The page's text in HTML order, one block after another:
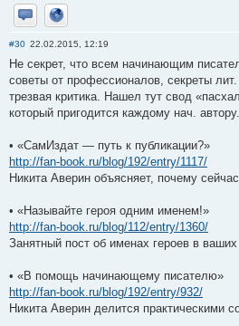
Отправить личное сообщение
Сайт
#30 22.02.2015, 12:19
Не секрет, что всем начинающим
советы от профессионалов, секреты
трезвая критика. Нашел тут свод
который пригодится каждому нач. автору.
• «СамИздат — путь к публикации?»
http://fan-book.ru/blog/192/entry/1117/
Никита Аверин объясняет, почему
• «Называйте героя одним именем!»
http://fan-book.ru/blog/112/entry/1360/
Занятный пост об именах героев в
• «В помощь начинающему писателю»
http://fan-book.ru/blog/192/entry/932/
Никита Аверин делится практическими